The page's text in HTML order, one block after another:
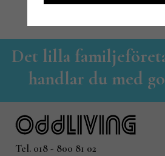
Det lilla
handlar du med
Tel. 018 - 800 81 02